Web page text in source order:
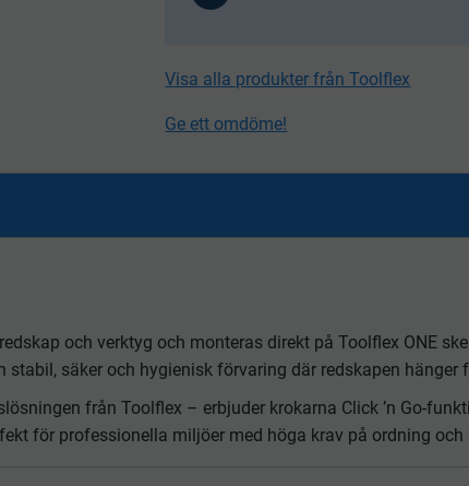
Visa alla produkter från Toolflex
Ge ett omdöme!
och verktyg och monteras direkt på Toolflex ONE
säker och hygienisk förvaring där redskapen hänger
från Toolflex – erbjuder krokarna Click ’n Go-
för professionella miljöer med höga krav på ordning och